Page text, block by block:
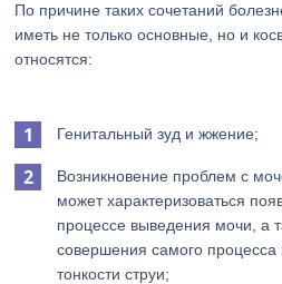
По причине таких сочетаний
иметь не только основные, но и
относятся:
Генитальный зуд и жжение;
Возникновение проблем с
может характеризоваться
процессе выведения мочи, а
совершения самого процесса
тонкости струи;